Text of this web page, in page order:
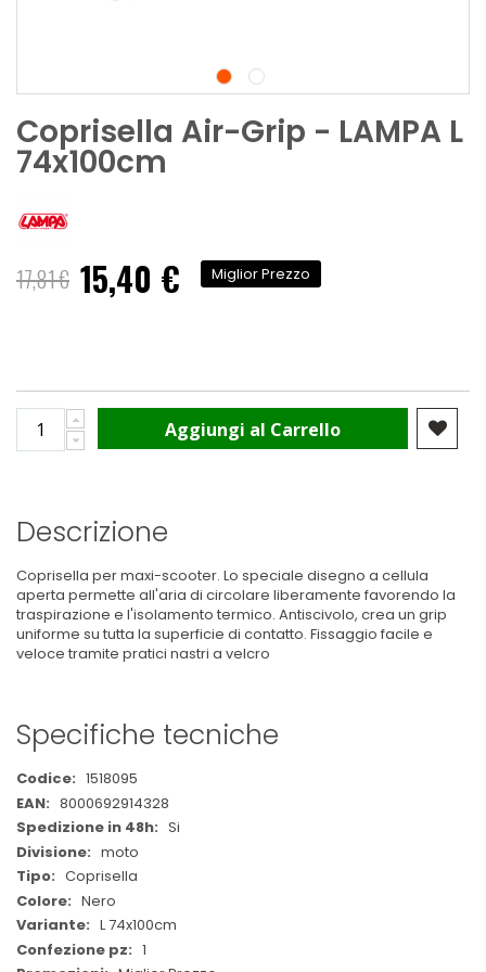
Coprisella Air-Grip - LAMPA L
74x100cm
17,81 € Prezzo
speciale
15,40 € Miglior Prezzo
Aggiungi al Carrello
Descrizione
Coprisella per maxi-scooter. Lo speciale disegno a cellula
aperta permette all'aria di circolare liberamente favorendo la
traspirazione e l'isolamento termico. Antiscivolo, crea un grip
uniforme su tutta la superficie di contatto. Fissaggio facile e
veloce tramite pratici nastri a velcro
Specifiche tecniche
Maggiori
Informazioni
1518095
8000692914328
Si
moto
Coprisella
Nero
L 74x100cm
1